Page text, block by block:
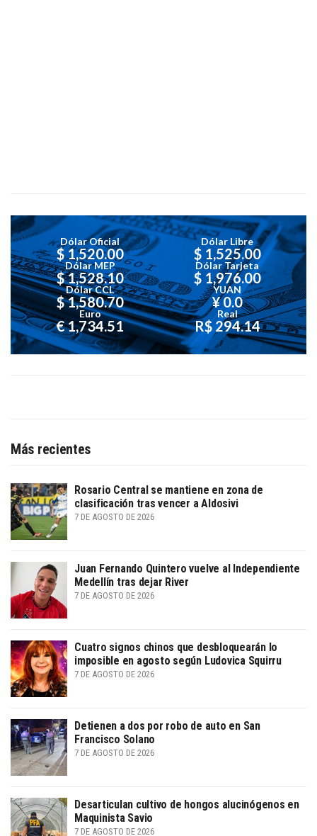
Dólar Oficial
$ 1,520.00
Dólar Libre
$ 1,525.00
Dólar MEP
$ 1,528.10
Dólar Tarjeta
$ 1,976.00
Dólar CCL
$ 1,580.70
YUAN
¥ 0.0
Euro
€ 1,734.51
Real
R$ 294.14
Más recientes
Rosario Central se mantiene en zona de
clasificación tras vencer a Aldosivi
7 DE AGOSTO DE 2026
Juan Fernando Quintero vuelve al Independiente
Medellín tras dejar River
7 DE AGOSTO DE 2026
Cuatro signos chinos que desbloquearán lo
imposible en agosto según Ludovica Squirru
7 DE AGOSTO DE 2026
Detienen a dos por robo de auto en San
Francisco Solano
7 DE AGOSTO DE 2026
Desarticulan cultivo de hongos alucinógenos en
Maquinista Savio
7 DE AGOSTO DE 2026